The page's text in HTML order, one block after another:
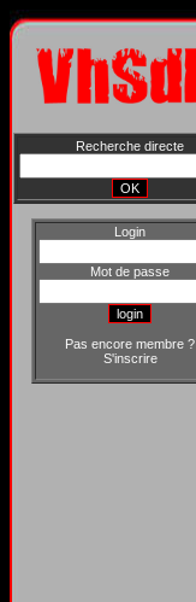
Recherche directe
Login
Mot de passe
Pas encore membre ?
S'inscrire